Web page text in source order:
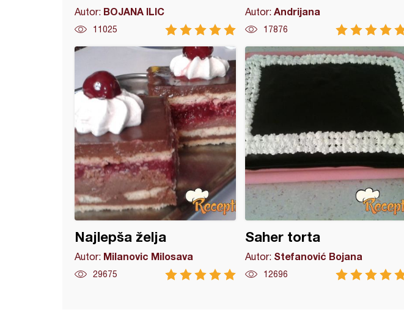
Autor: BOJANA ILIC
11025
Autor: Andrijana
17876
Najlepša želja
Autor: Milanovic Milosava
29675
Saher torta
Autor: Stefanović Bojana
12696